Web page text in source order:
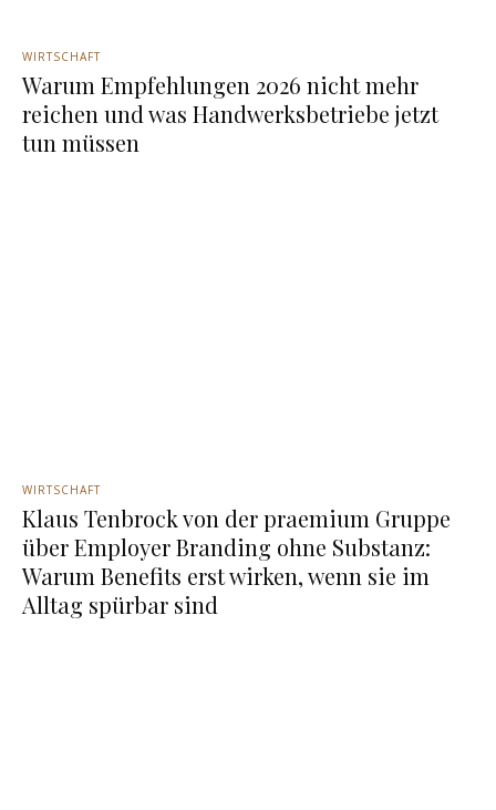
WIRTSCHAFT
Warum Empfehlungen 2026 nicht mehr
reichen und was Handwerksbetriebe jetzt
tun müssen
WIRTSCHAFT
Klaus Tenbrock von der praemium Gruppe
über Employer Branding ohne Substanz:
Warum Benefits erst wirken, wenn sie im
Alltag spürbar sind